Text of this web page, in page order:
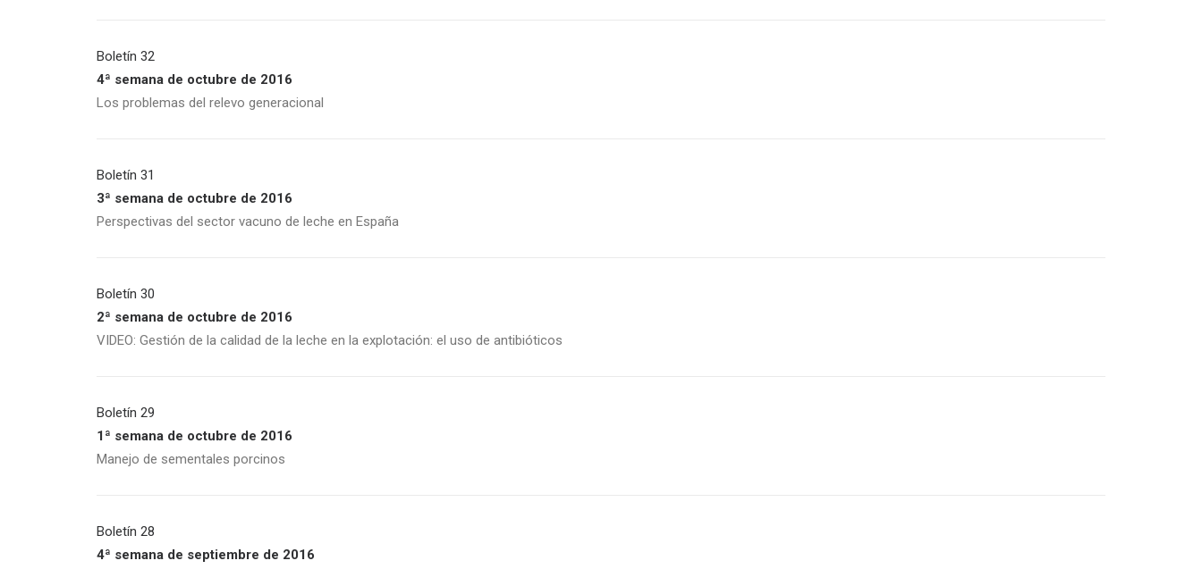
Boletín 32
4ª semana de octubre de 2016
Los problemas del relevo generacional
Boletín 31
3ª semana de octubre de 2016
Perspectivas del sector vacuno de leche en España
Boletín 30
2ª semana de octubre de 2016
VIDEO: Gestión de la calidad de la leche en la explotación: el uso de antibióticos
Boletín 29
1ª semana de octubre de 2016
Manejo de sementales porcinos
Boletín 28
4ª semana de septiembre de 2016